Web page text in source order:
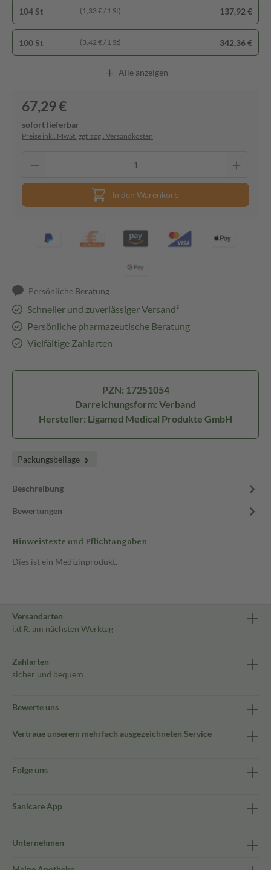
104 St (1,33 € / 1 St) 137,92 €
100 St (3,42 € / 1 St) 342,36 €
Alle anzeigen
67,29 €
sofort lieferbar
Preise inkl. MwSt. ggf. zzgl. Versandkosten
In den Warenkorb
Persönliche Beratung
Schneller und zuverlässiger Versand³
Persönliche pharmazeutische Beratung
Vielfältige Zahlarten
PZN: 17251054
Darreichungsform: Verband
Hersteller: Ligamed Medical Produkte GmbH
Packungsbeilage
Beschreibung
Bewertungen
Hinweistexte und Pflichtangaben
Dies ist ein Medizinprodukt.
Versandarten
i.d.R. am nächsten Werktag
Zahlarten
sicher und bequem
Bewerte uns
Vertraue unserem mehrfach ausgezeichneten Service
Folge uns
Sanicare App
Unternehmen